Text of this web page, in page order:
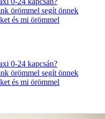
örömmel segít önnek
és mi örömmel
0-24 kapcsán?
örömmel segít önnek
és mi örömmel